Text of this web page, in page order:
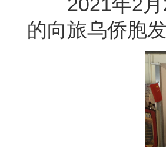
的向旅乌侨胞